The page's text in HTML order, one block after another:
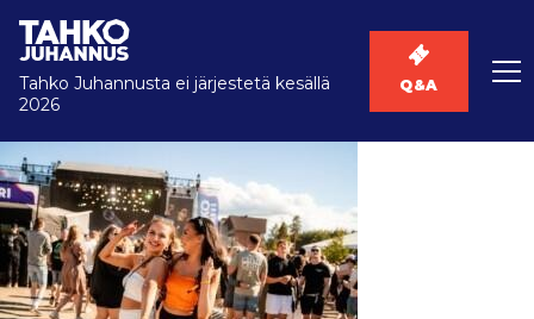
Tahko Juhannusta ei järjestetä kesällä
2026
Q&A